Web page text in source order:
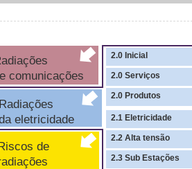
comunicações
eletricidade
de
2.0 Inicial
2.0 Serviços
2.0 Produtos
2.1 Eletricidade
2.2 Alta tensão
2.3 Sub Estações